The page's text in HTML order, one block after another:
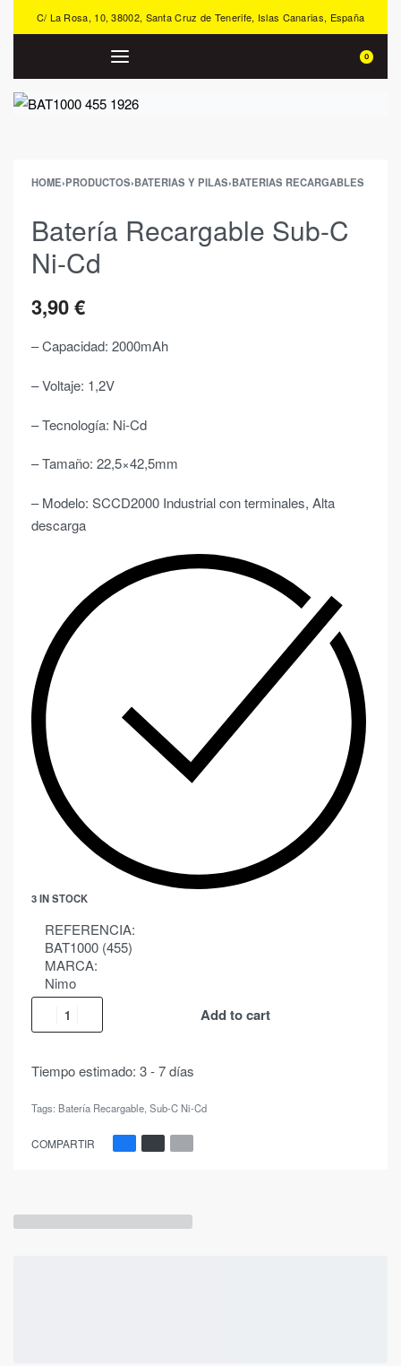
C/ La Rosa, 10, 38002, Santa Cruz de Tenerife, Islas Canarias, España
0
HOME›PRODUCTOS›BATERIAS Y PILAS›BATERIAS RECARGABLES
Batería Recargable Sub-C
Ni-Cd
3,90€
– Capacidad: 2000mAh
– Voltaje: 1,2V
– Tecnología: Ni-Cd
– Tamaño: 22,5×42,5mm
– Modelo: SCCD2000 Industrial con terminales, Alta
descarga
3 IN STOCK
REFERENCIA:
BAT1000 (455)
MARCA:
Nimo
Add to cart
Tiempo estimado: 3 - 7 días
Tags: Batería Recargable, Sub-C Ni-Cd
COMPARTIR